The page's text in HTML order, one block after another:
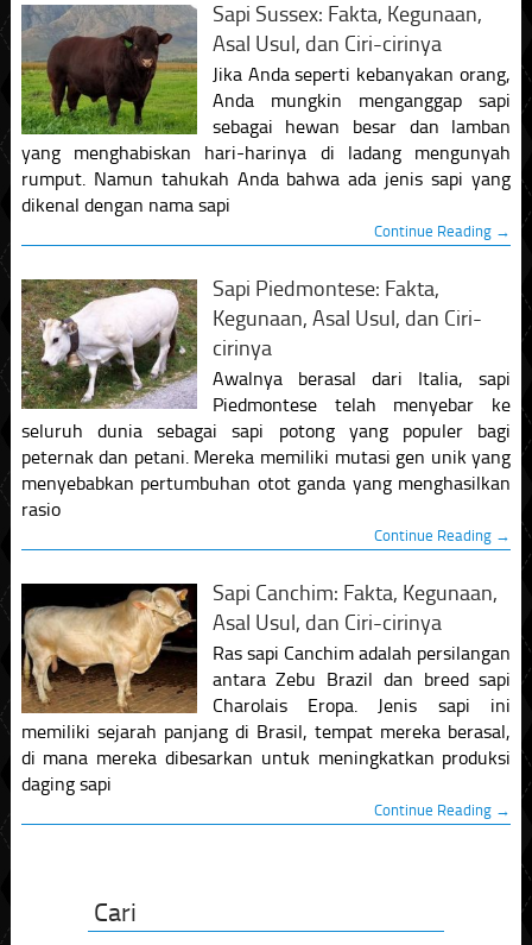
Sapi Sussex: Fakta, Kegunaan,
Asal Usul, dan Ciri-cirinya
Jika Anda seperti kebanyakan orang,
Anda mungkin menganggap sapi
sebagai hewan besar dan lamban
yang menghabiskan hari-harinya di ladang mengunyah
rumput. Namun tahukah Anda bahwa ada jenis sapi yang
dikenal dengan nama sapi
Continue Reading →
Sapi Piedmontese: Fakta,
Kegunaan, Asal Usul, dan Ciri-
cirinya
Awalnya berasal dari Italia, sapi
Piedmontese telah menyebar ke
seluruh dunia sebagai sapi potong yang populer bagi
peternak dan petani. Mereka memiliki mutasi gen unik yang
menyebabkan pertumbuhan otot ganda yang menghasilkan
rasio
Continue Reading →
Sapi Canchim: Fakta, Kegunaan,
Asal Usul, dan Ciri-cirinya
Ras sapi Canchim adalah persilangan
antara Zebu Brazil dan breed sapi
Charolais Eropa. Jenis sapi ini
memiliki sejarah panjang di Brasil, tempat mereka berasal,
di mana mereka dibesarkan untuk meningkatkan produksi
daging sapi
Continue Reading →
Cari